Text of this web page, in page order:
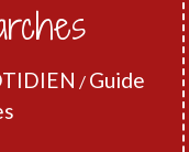
/ Guide